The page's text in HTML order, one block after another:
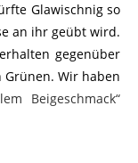
Glawischnig so
an ihr geübt wird.
gegenüber
Grünen. Wir haben
Beigeschmack“